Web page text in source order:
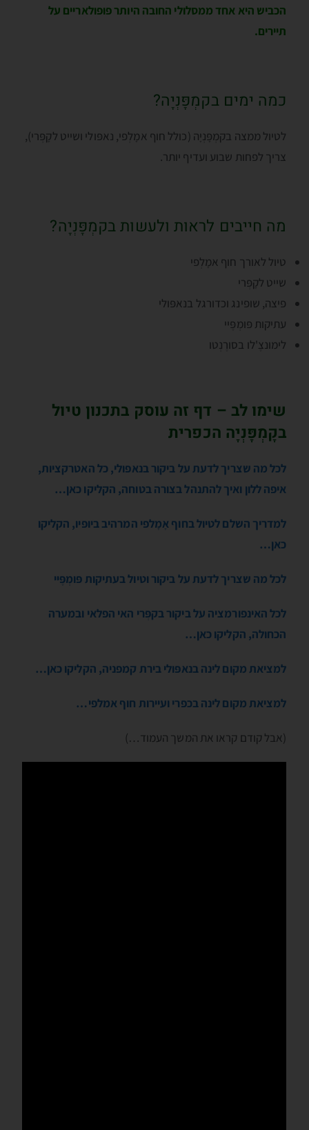
הכביש היא אחד ממסלולי החובה היותר פופולאריים על
תיירים.
כמה ימים בקמְפָּנְיָה?
לטיול ממצה בקמְפָּנְיָה (כולל חוף אמָלְפי, נאפּולי ושייט לקָפְּרי),
צריך לפחות שבוע ועדיף יותר.
מה חייבים לראות ולעשות בקמְפָּנְיָה?
טיול לאורך חוף אמָלְפי
שייט לקָפְּרי
פיצה, שופינג וכדורגל בנאפּולי
עתיקות פּומְפֶּיי
לימונצֶ'לו בסורֶנְטו
שימו לב – דף זה עוסק בתכנון טיול
בקָמְפָּנְיָה הכפרית
לכל מה שצריך לדעת על ביקור בנאפולי, כל האטרקציות,
איפה ללון ואיך להתנהל בצורה בטוחה, הקליקו כאן…
למדריך השלם לטיול בחוף אָמָלפי המרהיב ביופיו, הקליקו
כאן…
לכל מה שצריך לדעת על ביקור וטיול בעתיקות פּומְפֶּיי
לכל האינפורמציה על ביקור בקפְּרי האי הפלאי ובמערה
הכחולה, הקליקו כאן…
למציאת מקום לינה בנאפּולי בירת קמפניה, הקליקו כאן…
למציאת מקום לינה בכפרי ועיירות חוף אמלפי…
(אבל קודם קראו את המשך העמוד…)